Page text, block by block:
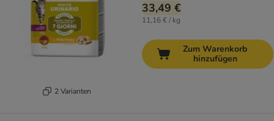
2 Varianten
33,49 €
11,16 € / kg
Zum Warenkorb
hinzufügen